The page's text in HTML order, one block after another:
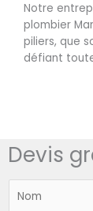
Notre
plombier
piliers, que
défiant
Devis